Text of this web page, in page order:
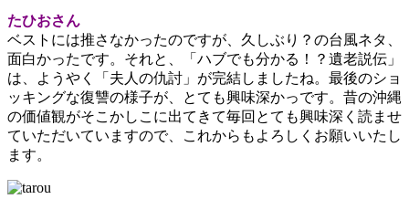
たひおさん
ベストには推さなかったのですが、久しぶり？の台風ネタ、
面白かったです。それと、「ハブでも分かる！？遺老説伝」
は、ようやく「夫人の仇討」が完結しましたね。最後のショ
ッキングな復讐の様子が、とても興味深かっです。昔の沖縄
の価値観がそこかしこに出てきて毎回とても興味深く読ませ
ていただいていますので、これからもよろしくお願いいたし
ます。